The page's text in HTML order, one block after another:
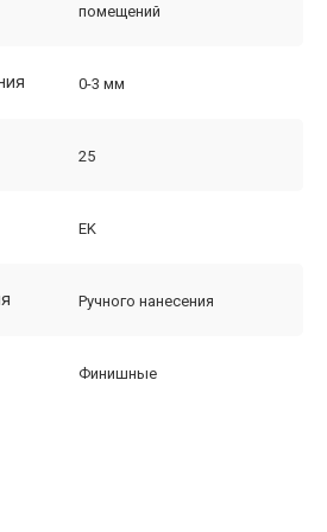
помещений
0-3 мм
25
EK
Ручного нанесения
Финишные